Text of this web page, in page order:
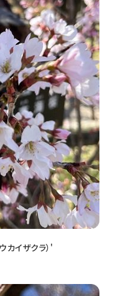
カイザクラ）'